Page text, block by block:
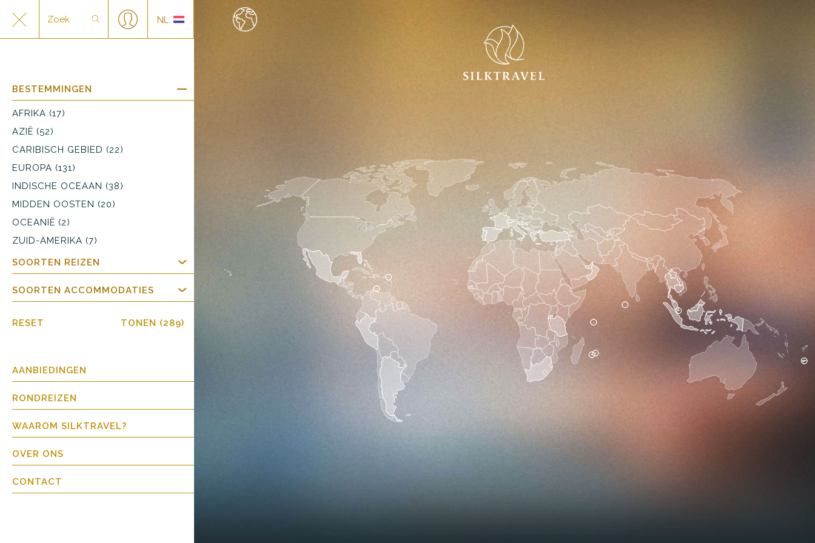
NL
BESTEMMINGEN
AFRIKA (17)
AZIË (52)
CARIBISCH GEBIED (22)
EUROPA (131)
INDISCHE OCEAAN (38)
MIDDEN OOSTEN (20)
OCEANIË (2)
ZUID-AMERIKA (7)
SOORTEN REIZEN
SOORTEN ACCOMMODATIES
RESET TONEN (289)
AANBIEDINGEN
RONDREIZEN
WAAROM SILKTRAVEL?
OVER ONS
CONTACT